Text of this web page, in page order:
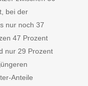
bei der
nur noch 37
47 Prozent
nur 29 Prozent
Anteile